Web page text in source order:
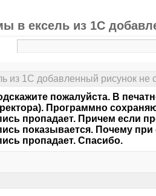
в ексель из 1С
из 1С добавленный рисунок не
пожалуйста. В
Программно
пропадает. Причем если
показывается. Почему
пропадает. Спасибо.